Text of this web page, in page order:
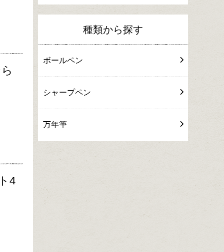
4
種類から探す
ボールペン
シャープペン
万年筆